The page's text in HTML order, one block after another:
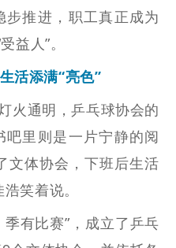
推进，职工真正成为
益人”。
生活添满“亮色”
火通明，乒乓球协会的
里则是一片宁静的阅
文体协会，下班后生活
浩笑着说。
季有比赛”，成立了乒乓